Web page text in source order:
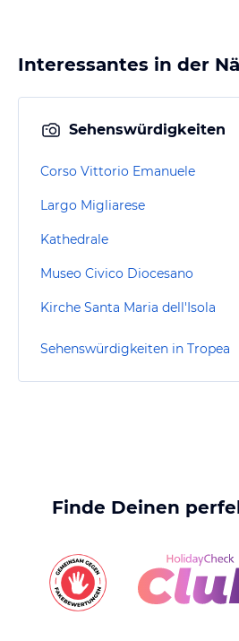
Interessantes in der
Sehenswürdigkeiten
Corso Vittorio Emanuele
Largo Migliarese
Kathedrale
Museo Civico Diocesano
Kirche Santa Maria dell'Isola
Sehenswürdigkeiten in Tropea
Finde Deinen